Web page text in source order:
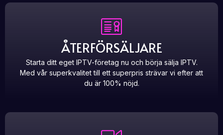
ÅTERFÖRSÄLJARE
Starta ditt eget IPTV-företag nu och börja sälja IPTV.
Med vår superkvalitet till ett superpris strävar vi efter att
du är 100% nöjd.